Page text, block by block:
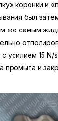
коронки и
был
же самым
усилием 15 N/
промыта и